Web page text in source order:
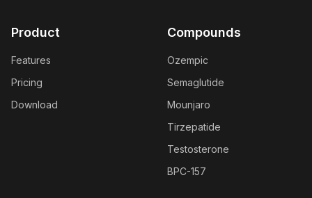
Product
Features
Pricing
Download
Compounds
Ozempic
Semaglutide
Mounjaro
Tirzepatide
Testosterone
BPC-157